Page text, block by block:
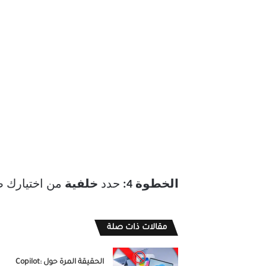
الخطوة 4: حدد خلفية من
مقالات ذات صلة
الحقيقة المرة حول Copilot: